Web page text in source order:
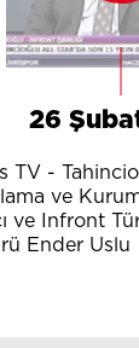
26
TV -
ve
ve Infront
Ender Uslu